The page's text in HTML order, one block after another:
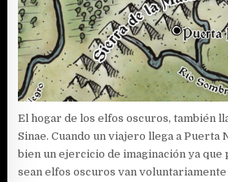
El hogar de los elfos oscuros, también
Sinae. Cuando un viajero llega a Puerta
bien un ejercicio de imaginación ya que
sean elfos oscuros van voluntariamente